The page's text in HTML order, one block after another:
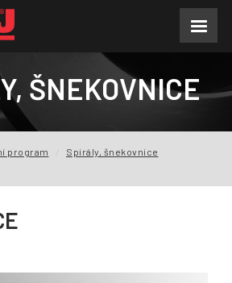
ŠNEKOVNICE
program
Spirály, šnekovnice